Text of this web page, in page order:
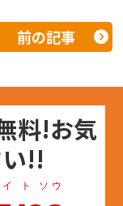
前の記事
料!お気
!!
ソウ